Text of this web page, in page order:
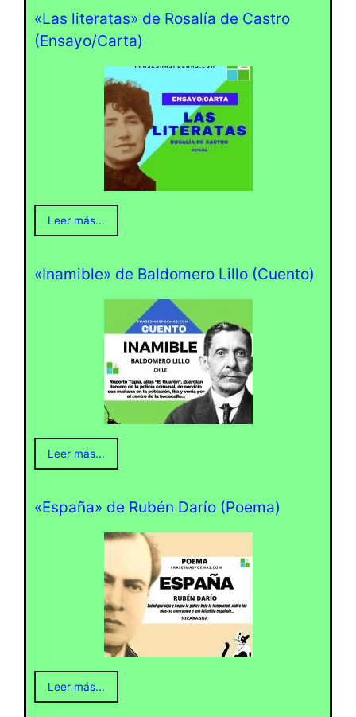
«Las literatas» de Rosalía de Castro
(Ensayo/Carta)
Leer más...
«Inamible» de Baldomero Lillo (Cuento)
Leer más...
«España» de Rubén Darío (Poema)
Leer más...